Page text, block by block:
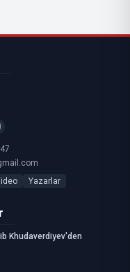
Yazarlar
Khudaverdiyev'den